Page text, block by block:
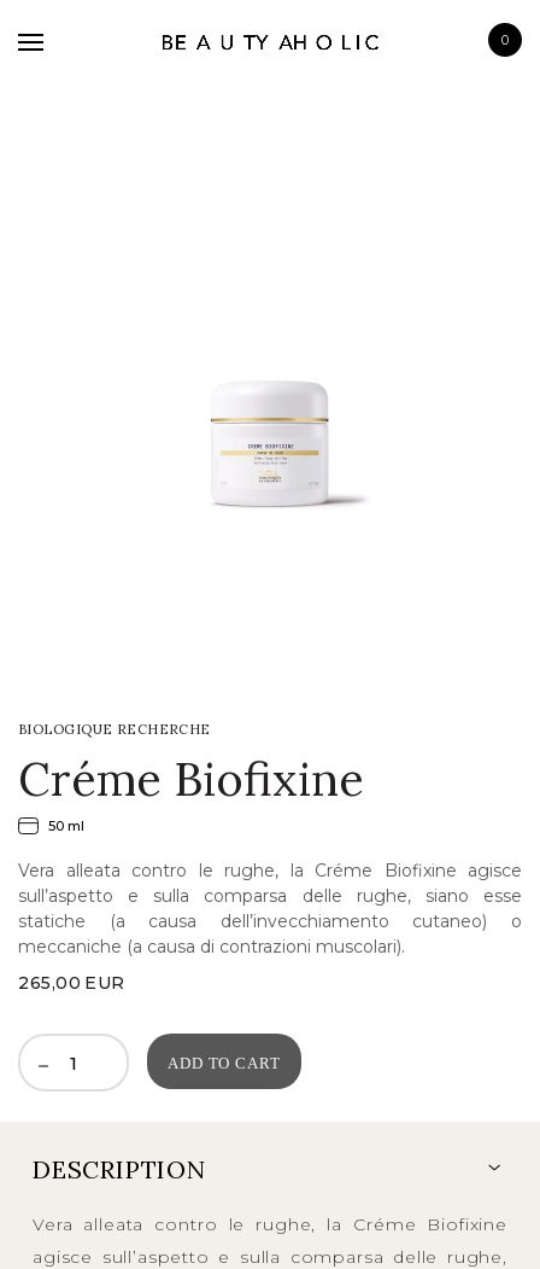
0
BIOLOGIQUE RECHERCHE
Créme Biofixine
50 ml
Vera alleata contro le rughe, la Créme Biofixine agisce
sull’aspetto e sulla comparsa delle rughe, siano esse
statiche (a causa dell’invecchiamento cutaneo) o
meccaniche (a causa di contrazioni muscolari).
265,00 EUR
ADD TO CART
DESCRIPTION
Vera alleata contro le rughe, la Créme Biofixine
agisce sull’aspetto e sulla comparsa delle rughe,